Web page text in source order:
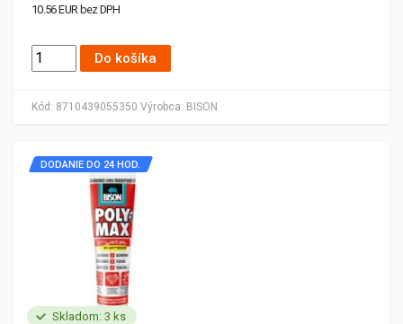
Kód: 8710439055350 Výrobca: BISON
10.56 EUR bez DPH
Do košíka
Skladom: 3 ks
DODANIE DO 24 HOD.